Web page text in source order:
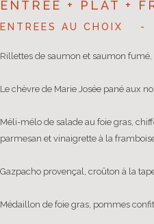
ENTRÉE + PLAT +
ENTREES AU CHOIX
Rillettes de saumon et saumon
Le chèvre de Marie Josée pané aux
Méli-mélo de salade au foie gras,
parmesan et vinaigrette à la
Gazpacho provençal, croûton à la
Médaillon de foie gras, pommes